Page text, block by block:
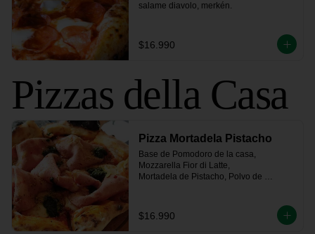
salame diavolo, merkén.
$16.990
Pizzas della Casa
Pizza Mortadela Pistacho
Base de Pomodoro de la casa,
Mozzarella Fior di Latte,
Mortadela de Pistacho, Polvo de
$16.990